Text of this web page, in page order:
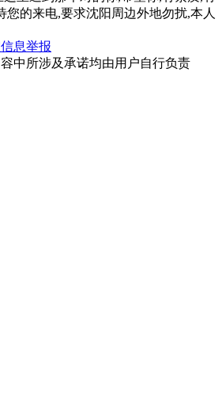
您的来电,要求沈阳周边外地勿扰,本人
息举报
中所涉及承诺均由用户自行负责